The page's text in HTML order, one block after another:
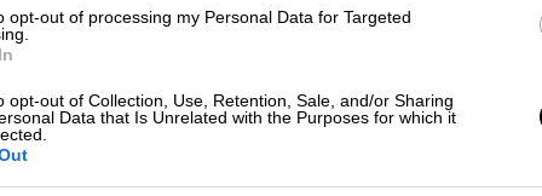
opt-out of processing my Personal Data for Targeted
opt-out of Collection, Use, Retention, Sale, and/or Sharing
Data that Is Unrelated with the Purposes for which it
Τι αναμένεται να δούμε στις
στις δημοφιλέστερες συνδρομητικές
πλατφόρμες